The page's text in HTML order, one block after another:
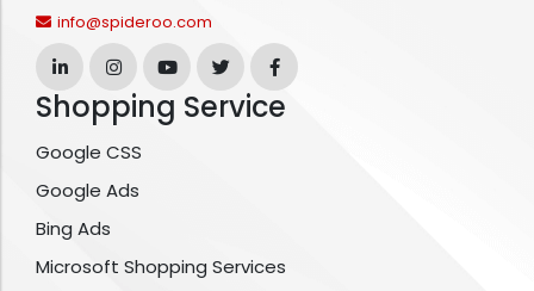
info@spideroo.com
Shopping Service
Google CSS
Google Ads
Bing Ads
Microsoft Shopping Services